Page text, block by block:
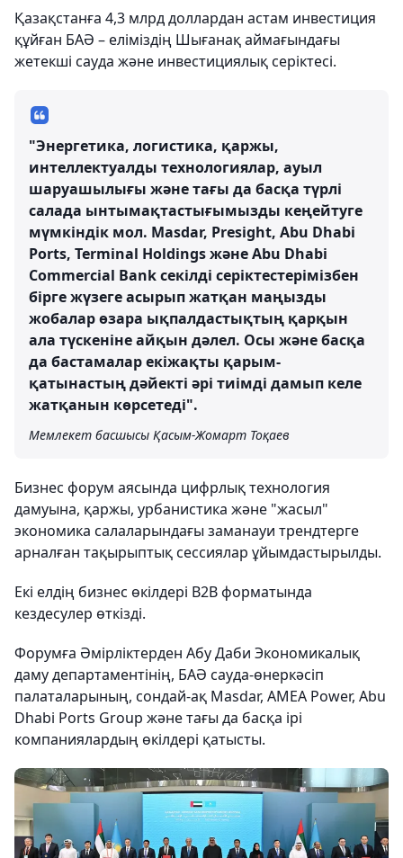
Қазақстанға 4,3 млрд доллардан астам инвестиция
құйған БАӘ – еліміздің Шығанақ аймағындағы
жетекші сауда және инвестициялық серіктесі.
"Энергетика, логистика, қаржы,
интеллектуалды технологиялар, ауыл
шаруашылығы және тағы да басқа түрлі
салада ынтымақтастығымызды кеңейтуге
мүмкіндік мол. Masdar, Presight, Abu Dhabi
Ports, Terminal Holdings және Аbu Dhabi
Commercial Bank cекілді серіктестерімізбен
бірге жүзеге асырып жатқан маңызды
жобалар өзара ықпалдастықтың қарқын
ала түскеніне айқын дәлел. Осы және басқа
да бастамалар екіжақты қарым-
қатынастың дәйекті әрі тиімді дамып келе
жатқанын көрсетеді".
Мемлекет басшысы Қасым-Жомарт Тоқаев
Бизнес форум аясында цифрлық технология
дамуына, қаржы, урбанистика және "жасыл"
экономика салаларындағы заманауи трендтерге
арналған тақырыптық сессиялар ұйымдастырылды.
Екі елдің бизнес өкілдері B2B форматында
кездесулер өткізді.
Форумға Әмірліктерден Абу Даби Экономикалық
даму департаментінің, БАӘ сауда-өнеркәсіп
палаталарының, сондай-ақ Masdar, AMEA Power, Abu
Dhabi Ports Group және тағы да басқа ірі
компаниялардың өкілдері қатысты.